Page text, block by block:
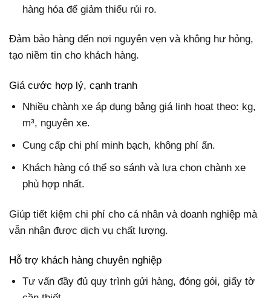
hàng hóa để giảm thiểu rủi ro.
Đảm bảo hàng đến nơi nguyên vẹn và không hư hỏng,
tạo niềm tin cho khách hàng.
Giá cước hợp lý, cạnh tranh
Nhiều chành xe áp dụng bảng giá linh hoạt theo: kg,
m³, nguyên xe.
Cung cấp chi phí minh bạch, không phí ẩn.
Khách hàng có thể so sánh và lựa chọn chành xe
phù hợp nhất.
Giúp tiết kiệm chi phí cho cá nhân và doanh nghiệp mà
vẫn nhận được dịch vụ chất lượng.
Hỗ trợ khách hàng chuyên nghiệp
Tư vấn đầy đủ quy trình gửi hàng, đóng gói, giấy tờ